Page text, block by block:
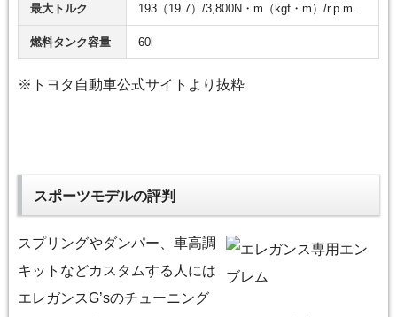
最大トルク 193（19.7）/3,800N・m（kgf・m）/r.p.m.
燃料タンク容量 60l
※トヨタ自動車公式サイトより抜粋
スポーツモデルの評判
スプリングやダンパー、車高調
キットなどカスタムする人には
エレガンスG’sのチューニング